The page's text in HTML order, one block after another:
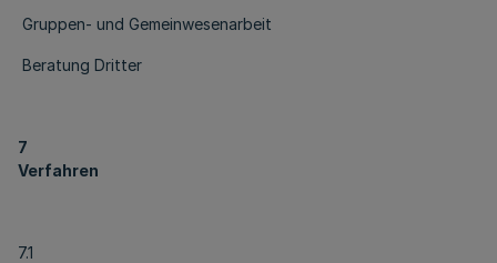
Gruppen- und Gemeinwesenarbeit
Beratung Dritter
7
Verfahren
7.1